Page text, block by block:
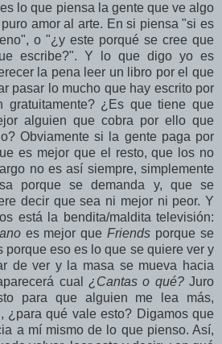
lo que piensa la gente que ve algo
amor al arte. En si piensa "si es
o "¿y este porqué se cree que
escribe?". Y lo que digo yo es
la pena leer un libro por el que
pasar lo mucho que hay escrito por
gratuitamente? ¿Es que tiene que
alguien que cobra por ello que
Obviamente si la gente paga por
es mejor que el resto, que los no
no es así siempre, simplemente
porque se demanda y, que se
decir que sea ni mejor ni peor. Y
está la bendita/maldita televisión:
es mejor queFriends porque se
porque eso es lo que se quiere ver y
de ver y la masa se mueva hacia
cual ¿Cantas o qué?Juro
para que alguien me lea más,
¿para qué vale esto? Digamos que
a mí mismo de lo que pienso. Así,